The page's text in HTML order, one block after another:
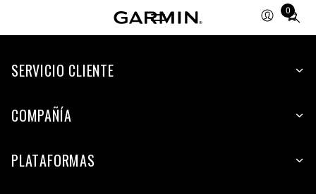
0
Total
items
cart:
SERVICIO CLIENTE
COMPAÑÍA
PLATAFORMAS